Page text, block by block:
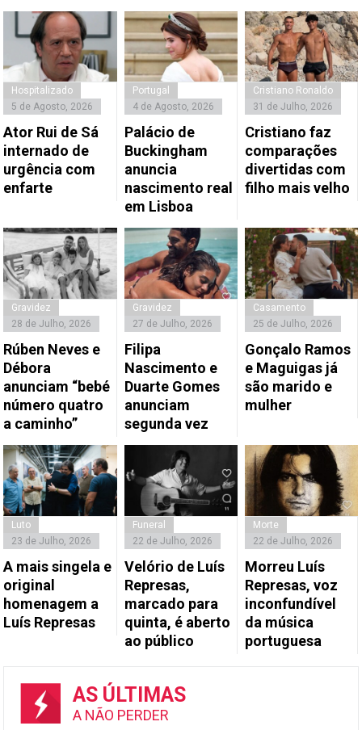
Hospitalizado
5 de Agosto, 2026
Ator Rui de Sá
internado de
urgência com
enfarte
Portugal
4 de Agosto, 2026
Palácio de
Buckingham
anuncia
nascimento real
em Lisboa
Cristiano Ronaldo
31 de Julho, 2026
Cristiano faz
comparações
divertidas com
filho mais velho
Gravidez
28 de Julho, 2026
Rúben Neves e
Débora
anunciam “bebé
número quatro
a caminho”
Gravidez
27 de Julho, 2026
Filipa
Nascimento e
Duarte Gomes
anunciam
segunda vez
Casamento
25 de Julho, 2026
Gonçalo Ramos
e Maguigas já
são marido e
mulher
Luto
23 de Julho, 2026
A mais singela e
original
homenagem a
Luís Represas
Funeral
22 de Julho, 2026
Velório de Luís
Represas,
marcado para
quinta, é aberto
ao público
Morte
22 de Julho, 2026
Morreu Luís
Represas, voz
inconfundível
da música
portuguesa
AS ÚLTIMAS
A NÃO PERDER